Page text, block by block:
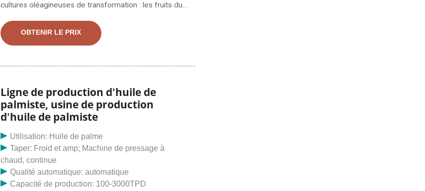
cultures oléagineuses de transformation : les fruits du
palme/palmiste/olive/noix de coco auprès de la
machine de stérilisation par déshydratation par séchoir
coton en ligne, fournisseurs de services.
OBTENIR LE PRIX
Ligne de production d'huile de
palmiste, usine de production
d'huile de palmiste
Utilisation: Huile de palme
Taper: Froid et amp; Machine de pressage à
chaud, continue
Qualité automatique: automatique
Capacité de production: 100-3000TPD